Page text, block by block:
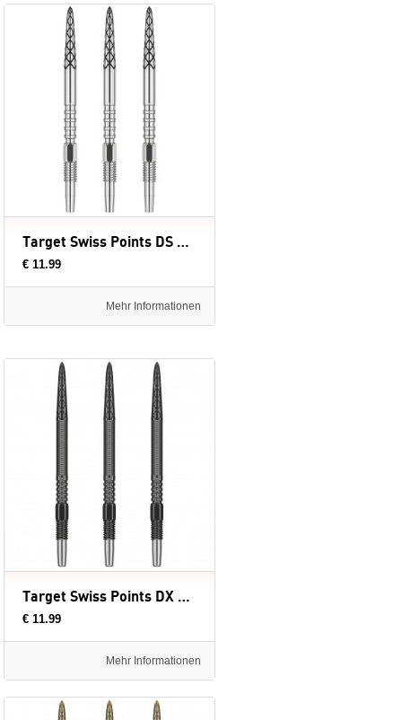
Target Swiss Points DS Silver - dartpunten
€ 11.99
Mehr Informationen
Target Swiss Points DX Black - dartpunten
€ 11.99
Mehr Informationen